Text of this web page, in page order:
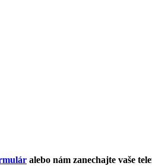
alebo nám zanechajte vaše